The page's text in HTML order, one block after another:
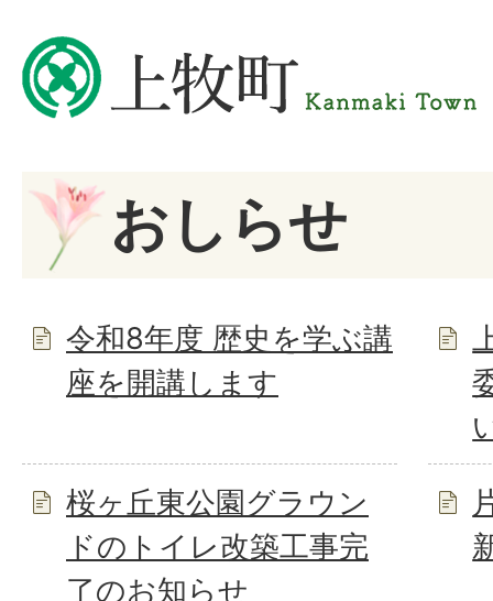
おしらせ
令和8年度 歴史を学ぶ講
座を開講します
桜ヶ丘東公園グラウン
ドのトイレ改築工事完
了のお知らせ